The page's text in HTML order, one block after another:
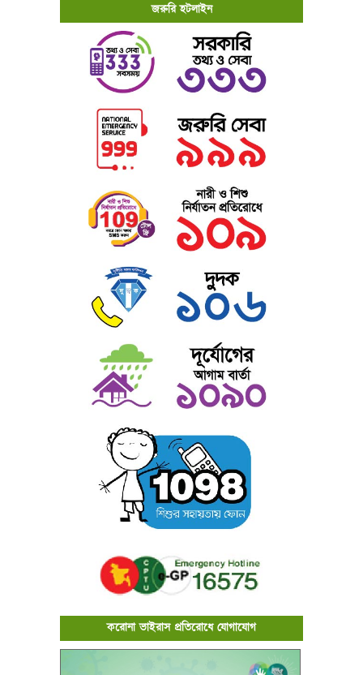
জরুরি হটলাইন
করোনা ভাইরাস প্রতিরোধে যোগাযোগ